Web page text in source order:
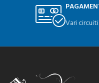
Vari circuiti.